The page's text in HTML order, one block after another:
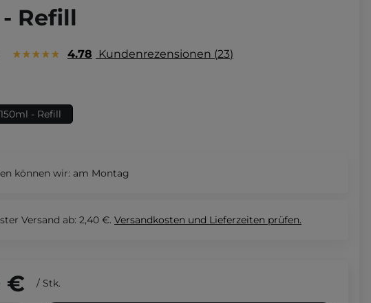
Refill
4.78 Kundenrezensionen 23
150ml - Refill
können wir: am Montag
Versand ab: 2,40 €. Versandkosten und Lieferzeiten prüfen.
€ / Stk.